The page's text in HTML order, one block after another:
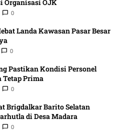
Organisasi OJK
0
Landa Kawasan Pasar Besar
0
Pastikan Kondisi Personel
Prima
0
Brigdalkar Barito Selatan
di Desa Madara
0